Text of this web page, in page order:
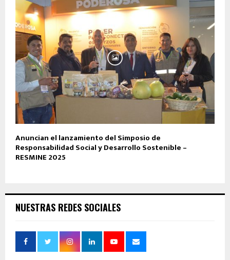
Anuncian el lanzamiento del Simposio de
Responsabilidad Social y Desarrollo Sostenible –
RESMINE 2025
NUESTRAS REDES SOCIALES